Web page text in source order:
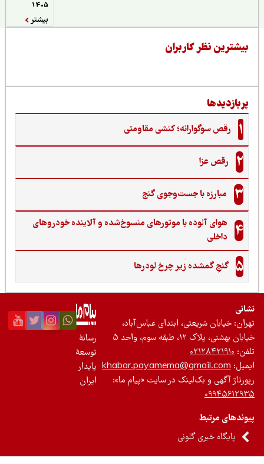
نظر کاربران
رقص سوگوارانه؛ کنشی مقاومتی
رقص عزا
مبارزه با جست‌وجوی گنج‌
هوای آلوده با موتورهای منسوخ‌شده و آلاینده خودروهای
داخلی
گنجِ گمشده زیر چرخ لودرها
خیابان شریعتی، ابتدای عباس‌آباد،
بهشتی، پلاک ۱۲، طبقه سوم، واحد ۵
۰۲۱۲۸۴۲۱۹۱۰
khabar.payamema@gmail.com
آگهی و بک‌لینک در سایت «پیام ما»:
مرتبط
پایگاه خبری گلونی
رسانۀ
توسعۀ
پایدار
ایران